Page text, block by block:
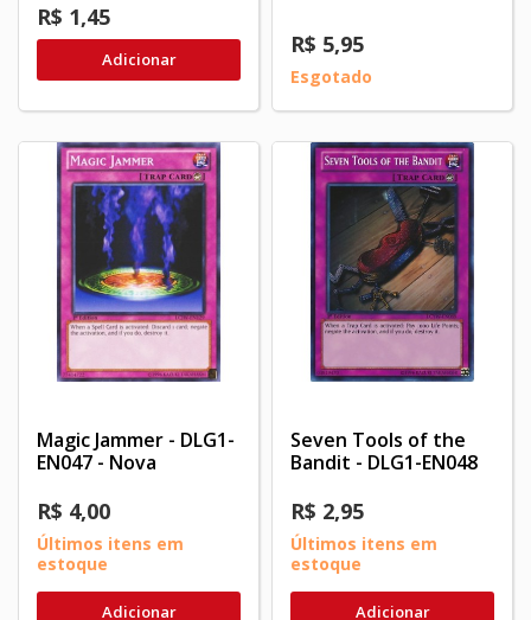
R$ 1,45
Adicionar
R$ 5,95
Esgotado
Magic Jammer - DLG1-
EN047 - Nova
R$ 4,00
Últimos itens em
estoque
Adicionar
Seven Tools of the
Bandit - DLG1-EN048
R$ 2,95
Últimos itens em
estoque
Adicionar